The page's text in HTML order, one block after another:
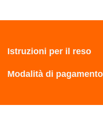
Istruzioni per il reso
Modalità di pagamento